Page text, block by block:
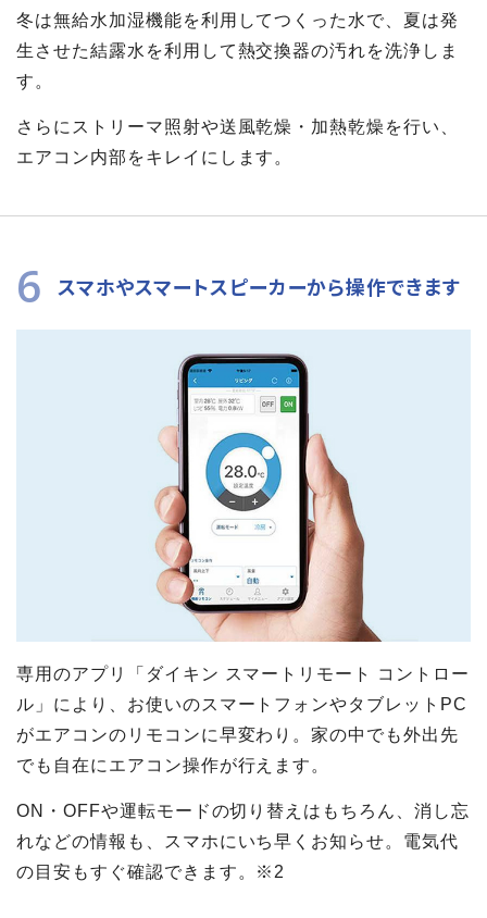
冬は無給水加湿機能を利用してつくった水で、夏は発
生させた結露水を利用して熱交換器の汚れを洗浄しま
す。
さらにストリーマ照射や送風乾燥・加熱乾燥を行い、
エアコン内部をキレイにします。
6 スマホやスマートスピーカーから操作できます
専用のアプリ「ダイキン スマートリモート コントロー
ル」により、お使いのスマートフォンやタブレットPC
がエアコンのリモコンに早変わり。家の中でも外出先
でも自在にエアコン操作が行えます。
ON・OFFや運転モードの切り替えはもちろん、消し忘
れなどの情報も、スマホにいち早くお知らせ。電気代
の目安もすぐ確認できます。※2